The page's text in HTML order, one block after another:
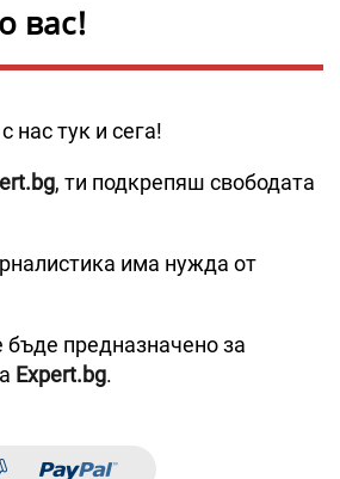
вас!
нас тук и сега!
, ти подкрепяш свободата
има нужда от
предназначено за
Expert.bg.